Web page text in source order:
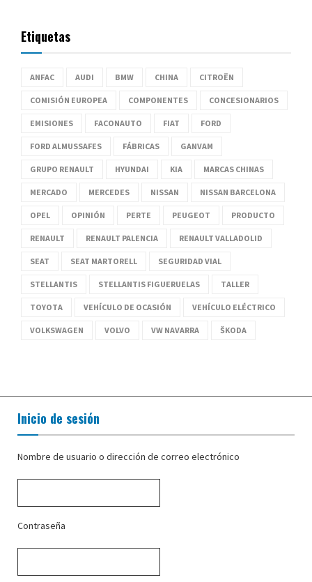
Etiquetas
ANFAC AUDI BMW CHINA CITROËN
COMISIÓN EUROPEA COMPONENTES CONCESIONARIOS
EMISIONES FACONAUTO FIAT FORD
FORD ALMUSSAFES FÁBRICAS GANVAM
GRUPO RENAULT HYUNDAI KIA MARCAS CHINAS
MERCADO MERCEDES NISSAN NISSAN BARCELONA
OPEL OPINIÓN PERTE PEUGEOT PRODUCTO
RENAULT RENAULT PALENCIA RENAULT VALLADOLID
SEAT SEAT MARTORELL SEGURIDAD VIAL
STELLANTIS STELLANTIS FIGUERUELAS TALLER
TOYOTA VEHÍCULO DE OCASIÓN VEHÍCULO ELÉCTRICO
VOLKSWAGEN VOLVO VW NAVARRA ŠKODA
Inicio de sesión
Nombre de usuario o dirección de correo electrónico
Contraseña